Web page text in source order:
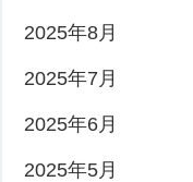
2025年8月
2025年7月
2025年6月
2025年5月